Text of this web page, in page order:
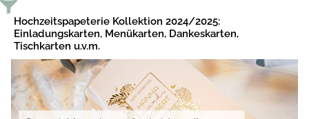
Hochzeitspapeterie Kollektion 2024/2025:
Einladungskarten, Menükarten, Dankeskarten,
Tischkarten u.v.m.